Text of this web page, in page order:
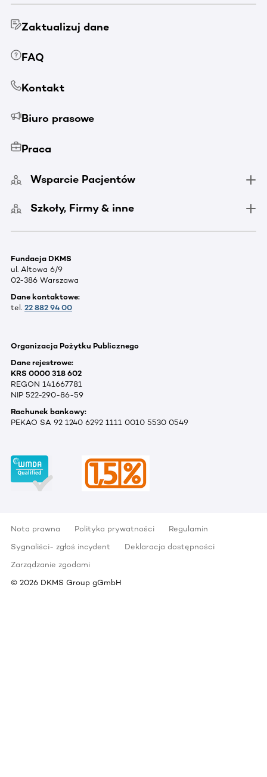
Zaktualizuj dane
FAQ
Kontakt
Biuro prasowe
Praca
Wsparcie Pacjentów
Szkoły, Firmy & inne
Fundacja DKMS
ul. Altowa 6/9
02-386 Warszawa
Dane kontaktowe:
tel. 22 882 94 00
Organizacja Pożytku Publicznego
Dane rejestrowe:
KRS 0000 318 602
REGON 141667781
NIP 522-290-86-59
Rachunek bankowy:
PEKAO SA 92 1240 6292 1111 0010 5530 0549
Nota prawna Polityka prywatności
Regulamin
Sygnaliści- zgłoś incydent
Deklaracja dostępności
Zarządzanie zgodami
© 2026 DKMS Group gGmbH